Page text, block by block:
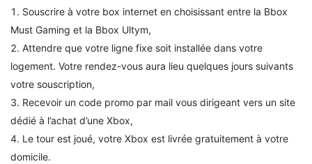
Souscrire à votre box internet en choisissant entre la Bbox
Must Gaming et la Bbox Ultym,
Attendre que votre ligne fixe soit installée dans votre
logement. Votre rendez-vous aura lieu quelques jours suivants
votre souscription,
Recevoir un code promo par mail vous dirigeant vers un site
dédié à l’achat d’une Xbox,
Le tour est joué, votre Xbox est livrée gratuitement à votre
domicile.